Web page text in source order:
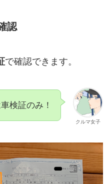
認
で確認できます。
クルマ女子
検証のみ！